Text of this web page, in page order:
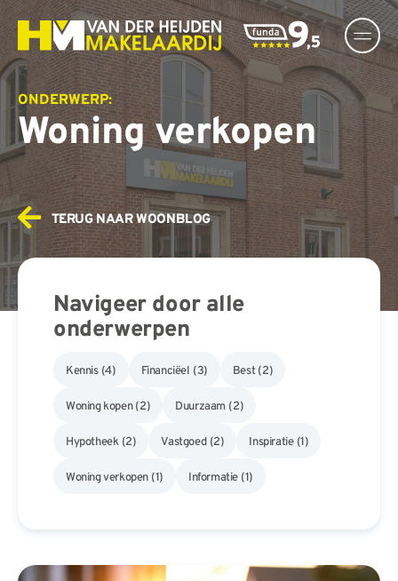
inhoud
ONDERWERP:
Woning verkopen
TERUG NAAR WOONBLOG
Navigeer door alle
onderwerpen
Kennis (4) Financiëel (3) Best (2)
Woning kopen (2) Duurzaam (2)
Hypotheek (2) Vastgoed (2) Inspiratie (1)
Woning verkopen (1) Informatie (1)